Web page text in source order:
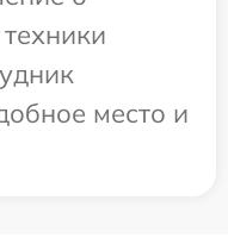
место и